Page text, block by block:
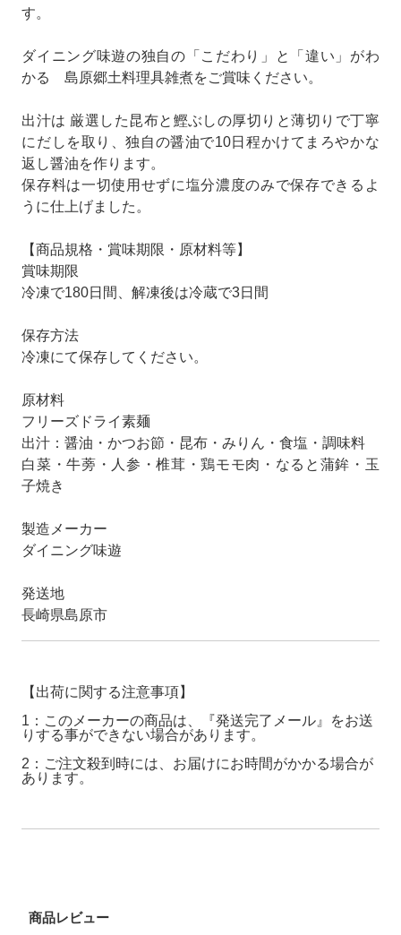
す。
ダイニング味遊の独自の「こだわり」と「違い」がわ
かる 島原郷土料理具雑煮をご賞味ください。
出汁は 厳選した昆布と鰹ぶしの厚切りと薄切りで丁寧
にだしを取り、独自の醤油で10日程かけてまろやかな
返し醤油を作ります。
保存料は一切使用せずに塩分濃度のみで保存できるよ
うに仕上げました。
【商品規格・賞味期限・原材料等】
賞味期限
冷凍で180日間、解凍後は冷蔵で3日間
保存方法
冷凍にて保存してください。
原材料
フリーズドライ素麺
出汁：醤油・かつお節・昆布・みりん・食塩・調味料
白菜・牛蒡・人参・椎茸・鶏モモ肉・なると蒲鉾・玉
子焼き
製造メーカー
ダイニング味遊
発送地
長崎県島原市
【出荷に関する注意事項】
1：このメーカーの商品は、『発送完了メール』をお送
りする事ができない場合があります。
2：ご注文殺到時には、お届けにお時間がかかる場合が
あります。
商品レビュー